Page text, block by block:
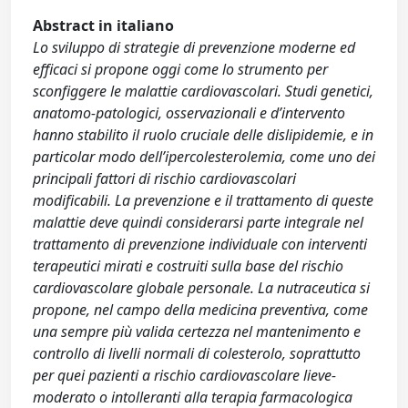
Abstract in italiano
Lo sviluppo di strategie di prevenzione moderne ed
efficaci si propone oggi come lo strumento per
sconfiggere le malattie cardiovascolari. Studi genetici,
anatomo-patologici, osservazionali e d’intervento
hanno stabilito il ruolo cruciale delle dislipidemie, e in
particolar modo dell’ipercolesterolemia, come uno dei
principali fattori di rischio cardiovascolari
modificabili. La prevenzione e il trattamento di queste
malattie deve quindi considerarsi parte integrale nel
trattamento di prevenzione individuale con interventi
terapeutici mirati e costruiti sulla base del rischio
cardiovascolare globale personale. La nutraceutica si
propone, nel campo della medicina preventiva, come
una sempre più valida certezza nel mantenimento e
controllo di livelli normali di colesterolo, soprattutto
per quei pazienti a rischio cardiovascolare lieve-
moderato o intolleranti alla terapia farmacologica